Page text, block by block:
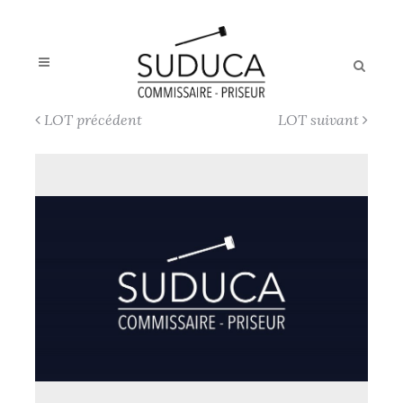
LOT précédent LOT suivant